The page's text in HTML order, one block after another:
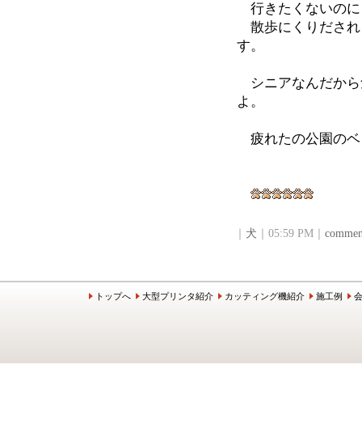
行きたくないの
散歩にくりださ
す。
シニアなんだか
よ。
疲れたの公園の
犬 ｜05:59 PM｜
トップへ 大型プリンタ紹介 カッティング機紹介 施工例